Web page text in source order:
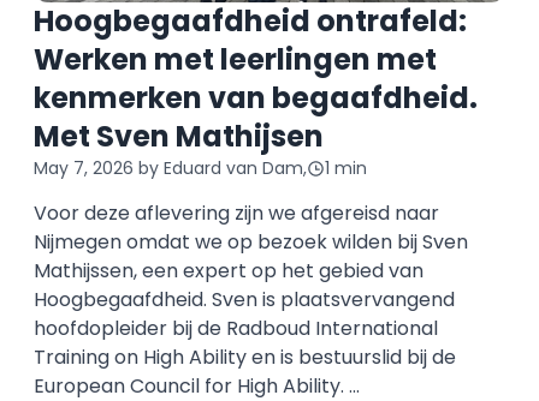
Hoogbegaafdheid ontrafeld:
Werken met leerlingen met
kenmerken van begaafdheid.
Met Sven Mathijsen
May 7, 2026 by Eduard van Dam, 1 min
Voor deze aflevering zijn we afgereisd naar
Nijmegen omdat we op bezoek wilden bij Sven
Mathijssen, een expert op het gebied van
Hoogbegaafdheid. Sven is plaatsvervangend
hoofdopleider bij de Radboud International
Training on High Ability en is bestuurslid bij de
European Council for High Ability. ...